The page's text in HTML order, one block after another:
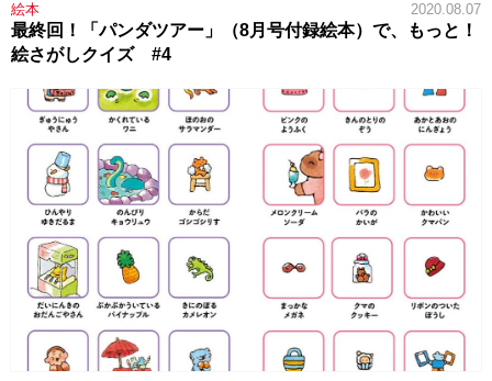
絵本 2020.08.07
最終回！「パンダツアー」（8月号付録絵本）で、もっと！
絵さがしクイズ #4